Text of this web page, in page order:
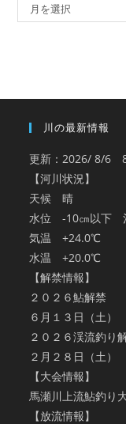
ー
月を選択
川の最新情報
更新：2026/ 8/6
【河川状況】
天候 晴
水位 -10㎝以下
気温 +24.0℃
水温 +20.0℃
【解禁情報】
２０２６鮎解禁
６月１３日（土）
２０２６渓流釣り
２月２８日（土）
【大会情報】
馬瀬川上流鮎釣り
【放流情報】